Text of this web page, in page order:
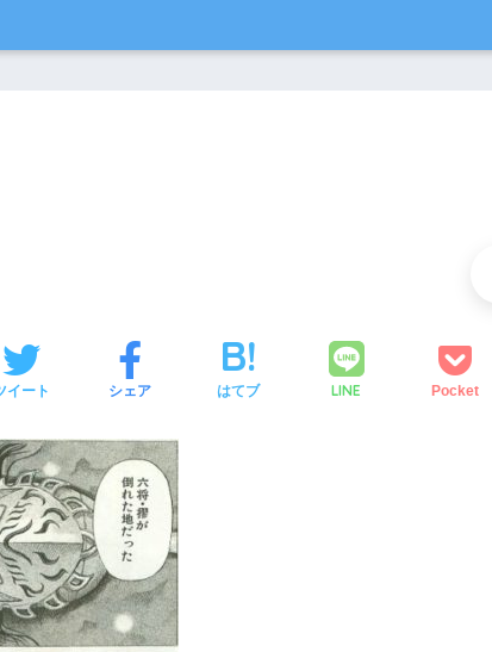
イート シェア はてブ LINE Pocket